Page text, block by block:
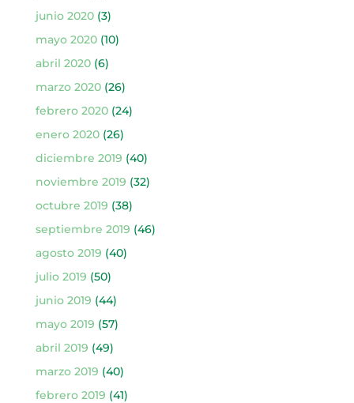
junio 2020(3)
mayo 2020(10)
abril 2020(6)
marzo 2020(26)
febrero 2020(24)
enero 2020(26)
diciembre 2019 (40)
noviembre 2019 (32)
octubre 2019 (38)
septiembre 2019 (46)
agosto 2019 (40)
julio 2019 (50)
junio 2019 (44)
mayo 2019 (57)
abril 2019 (49)
marzo 2019 (40)
febrero 2019 (41)